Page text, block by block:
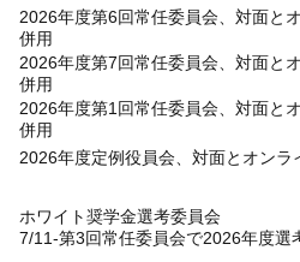
2026年度第6回常任委員会、対面と
併用
2026年度第7回常任委員会、対面と
併用
2026年度第1回常任委員会、対面と
併用
2026年度定例役員会、対面とオンラ
ホワイト奨学金選考委員会
7/11-第3回常任委員会で2026年度選